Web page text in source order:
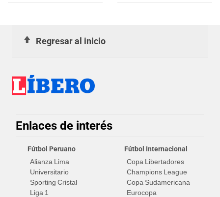
Regresar al inicio
Enlaces de interés
Fútbol Peruano
Alianza Lima
Universitario
Sporting Cristal
Liga 1
Fútbol Internacional
Copa Libertadores
Champions League
Copa Sudamericana
Eurocopa